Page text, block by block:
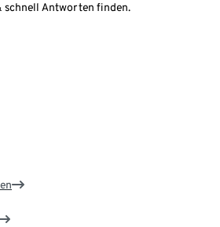
schnell Antworten finden.